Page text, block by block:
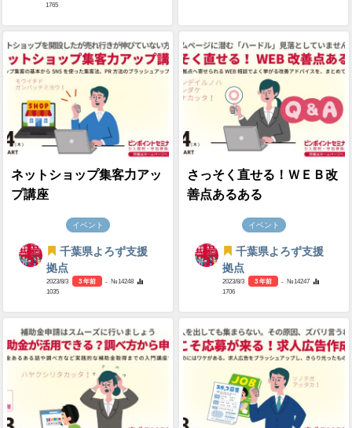
1765
ネットショップ集客力アッ
プ講座
イベント
千葉県よろず支援
拠点
2023/8/3 3 年前
- №14248
1035
さっそく直せる！ＷＥＢ改
善点あるある
イベント
千葉県よろず支援
拠点
2023/8/3 3 年前
- №14247
1706